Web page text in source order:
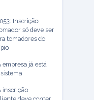
Inscrição
só deve ser
tomadores do
empresa já está
inscrição